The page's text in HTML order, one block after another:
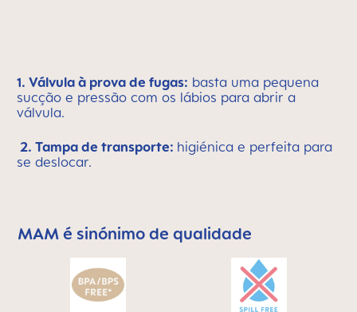
1. Válvula à prova de fugas: basta uma pequena
sucção e pressão com os lábios para abrir a
válvula.
2. Tampa de transporte: higiénica e perfeita para
se deslocar.
Skip MAM Means Quality Icon Bar
MAM é sinónimo de qualidade